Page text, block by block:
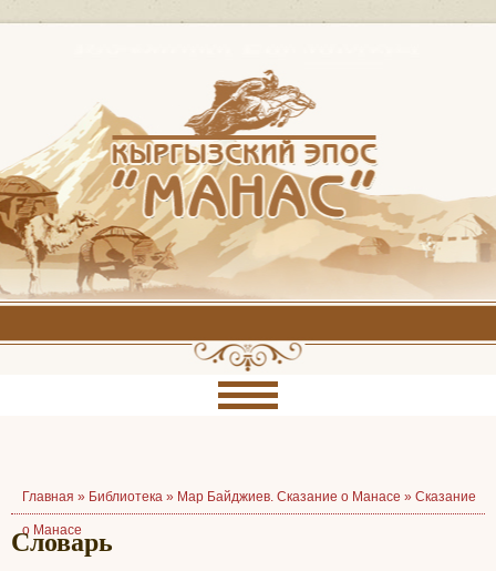
Главная » Библиотека » Мар Байджиев. Сказание о Манасе » Сказание
о Манасе
Cловарь